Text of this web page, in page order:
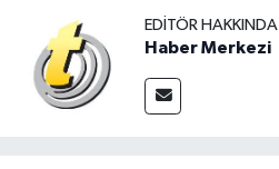
EDITÖR HAKKINDA
Haber Merkezi